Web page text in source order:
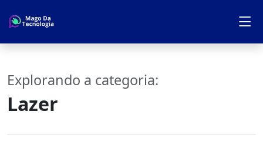
Explorando a categoria:
Lazer